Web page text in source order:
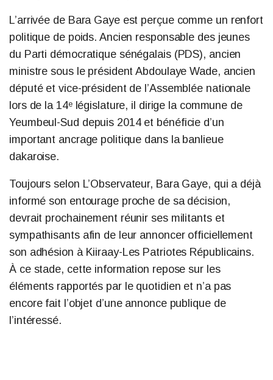
L’arrivée de Bara Gaye est perçue comme un renfort
politique de poids. Ancien responsable des jeunes
du Parti démocratique sénégalais (PDS), ancien
ministre sous le président Abdoulaye Wade, ancien
député et vice-président de l’Assemblée nationale
lors de la 14ᵉ législature, il dirige la commune de
Yeumbeul-Sud depuis 2014 et bénéficie d’un
important ancrage politique dans la banlieue
dakaroise.
Toujours selon L’Observateur, Bara Gaye, qui a déjà
informé son entourage proche de sa décision,
devrait prochainement réunir ses militants et
sympathisants afin de leur annoncer officiellement
son adhésion à Kiiraay-Les Patriotes Républicains.
À ce stade, cette information repose sur les
éléments rapportés par le quotidien et n’a pas
encore fait l’objet d’une annonce publique de
l’intéressé.